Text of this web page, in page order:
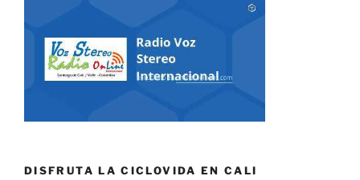
DISFRUTA LA CICLOVIDA EN CALI